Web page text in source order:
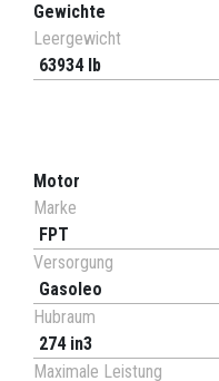
Gewichte
Leergewicht
63934 lb
Motor
Marke
FPT
Versorgung
Gasoleo
Hubraum
274 in3
Maximale Leistung